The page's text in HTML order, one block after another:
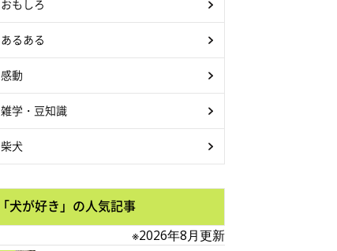
おもしろ
あるある
感動
雑学・豆知識
柴犬
「犬が好き」の人気記事
※2026年8月更新